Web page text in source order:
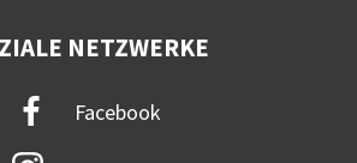
NETZWERKE
Facebook